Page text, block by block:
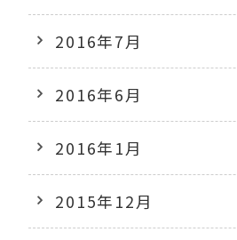
2016年7月
2016年6月
2016年1月
2015年12月